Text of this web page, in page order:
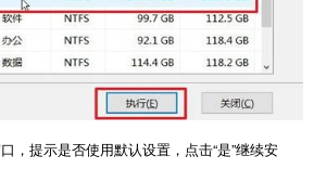
，提示是否使用默认设置，点击“是”继续安